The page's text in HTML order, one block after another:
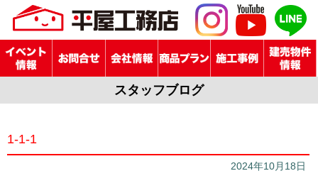
スタッフブログ
1-1-1
2024年10月18日